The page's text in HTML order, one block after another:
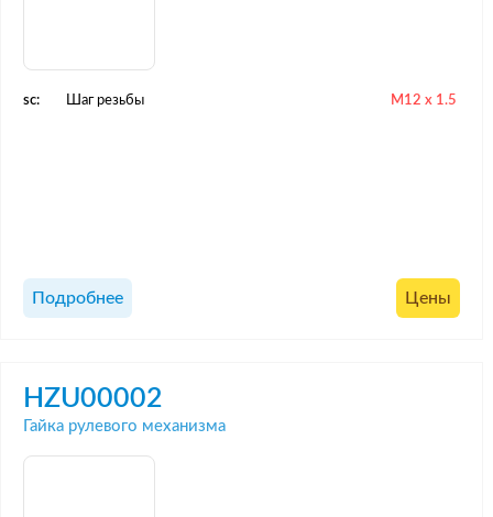
sc: Шаг резьбы M12 x 1.5
Подробнее Цены
HZU00002
Гайка рулевого механизма